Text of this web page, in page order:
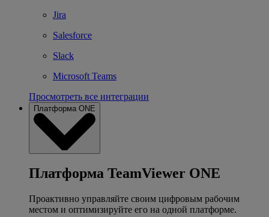
Jira
Salesforce
Slack
Microsoft Teams
Просмотреть все интеграции
Платформа ONE
Платформа TeamViewer ONE
Проактивно управляйте своим цифровым рабочим
местом и оптимизируйте его на одной платформе.